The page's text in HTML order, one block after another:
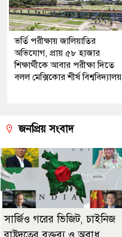
ভর্তি পরীক্ষায় জালিয়াতির
অভিযোগ, প্রায় ৫৮ হাজার
শিক্ষার্থীকে আবার পরীক্ষা দিতে
বলল মেক্সিকোর শীর্ষ বিশ্ববিদ্যালয়
জনপ্রিয় সংবাদ
সার্জিও গরের ভিজিট, চাইনিজ